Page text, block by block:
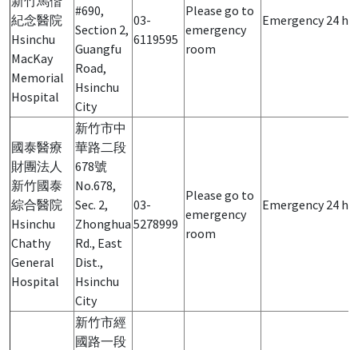
紀念醫院
Hsinchu
MacKay
Memorial
Hospital
#690,
Section 2,
Guangfu
Road,
Hsinchu
City
03-
6119595
Please go to
emergency
room
Emergency 24
國泰醫療
財團法人
新竹國泰
綜合醫院
Hsinchu
Chathy
General
Hospital
新竹市中
華路二段
678號
No.678,
Sec. 2,
Zhonghua
Rd., East
Dist.,
Hsinchu
City
03-
5278999
Please go to
emergency
room
Emergency 24
新竹市經
國路一段